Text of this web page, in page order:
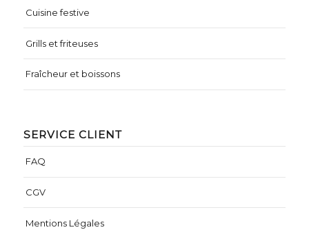
Cuisine festive
Grills et friteuses
Fraîcheur et boissons
SERVICE CLIENT
FAQ
CGV
Mentions Légales